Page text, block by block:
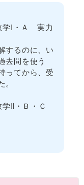
学Ⅰ・Ａ 実力
するのに、い
去問を使う
ってから、受
学Ⅱ・Ｂ・Ｃ